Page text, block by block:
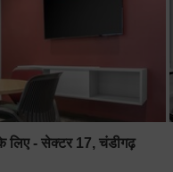
लिए - सेक्टर 17, चंडीगढ़